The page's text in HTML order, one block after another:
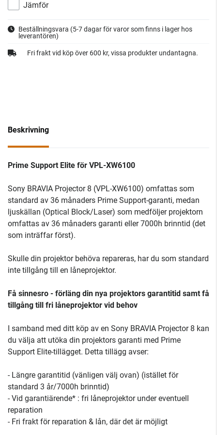
Jämför
Beställningsvara (5-7 dagar för varor som finns i lager hos
leverantören)
Fri frakt vid köp över 600 kr, vissa produkter undantagna.
Beskrivning
Prime Support Elite för VPL-XW6100
Sony BRAVIA Projector 8 (VPL-XW6100) omfattas som
standard av 36 månaders Prime Support-garanti, medan
ljuskällan (Optical Block/Laser) som medföljer projektorn
omfattas av 36 månaders garanti eller 7000h brinntid (det
som inträffar först).
Skulle din projektor behöva repareras, har du som standard
inte tillgång till en låneprojektor.
Få sinnesro - förläng din nya projektors garantitid samt få
tillgång till fri låneprojektor vid behov
I samband med ditt köp av en Sony BRAVIA Projector 8 kan
du välja att utöka din projektors garanti med Prime
Support Elite-tillägget. Detta tillägg avser:
- Längre garantitid (vänligen välj ovan) (istället för
standard 3 år/7000h brinntid)
- Vid garantiärende* : fri låneprojektor under eventuell
reparation
- Fri frakt för reparation & lån, där det är möjligt